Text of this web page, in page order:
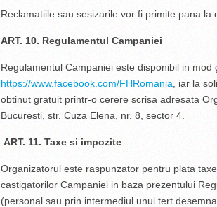
Reclamatiile sau sesizarile vor fi primite pana la
ART. 10. Regulamentul Campaniei
Regulamentul Campaniei este disponibil in
https://www.facebook.com/FHRomania
iar la
obtinut gratuit printr-o cerere scrisa adresata
Bucuresti, str. Cuza Elena, nr. 8, sector 4.
ART. 11. Taxe si impozite
Organizatorul este raspunzator pentru plata
castigatorilor Campaniei in baza prezentului
(personal sau prin intermediul unui tert